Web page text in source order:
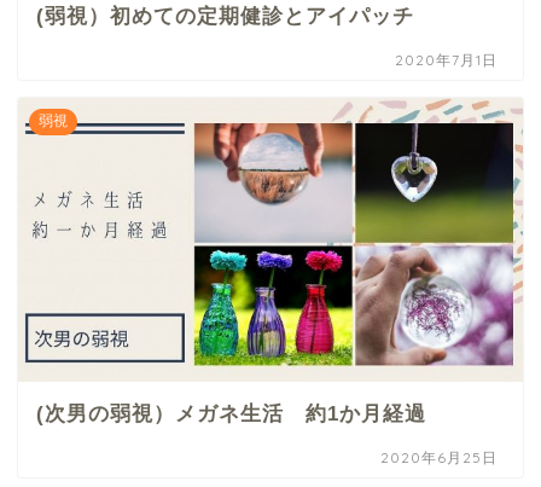
(弱視）初めての定期健診とアイパッチ
2020年7月1日
弱視
(次男の弱視）メガネ生活 約1か月経過
2020年6月25日